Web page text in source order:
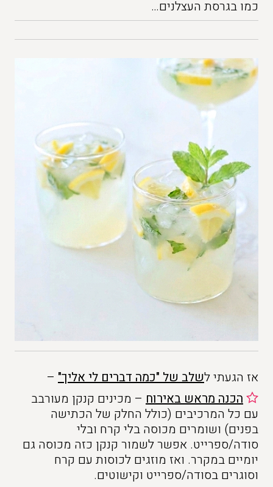
כמו בגרסת העצלנים…
אז הגעתי לשלב של "כמה דברים לי אליך" –
הכנה מראש באירוח – מכינים קנקן מעורבב
עם כל המרכיבים (כולל החלק של הכתישה
בפנים) ושומרים מכוסה בלי קרח ובלי
סודה/ספרייט. אפשר לשמור קנקן כזה מכוסה גם
יומיים במקרר. ואז מוזגים לכוסות עם קרח
וסוגרים בסודה/ספרייט וקישוטים.